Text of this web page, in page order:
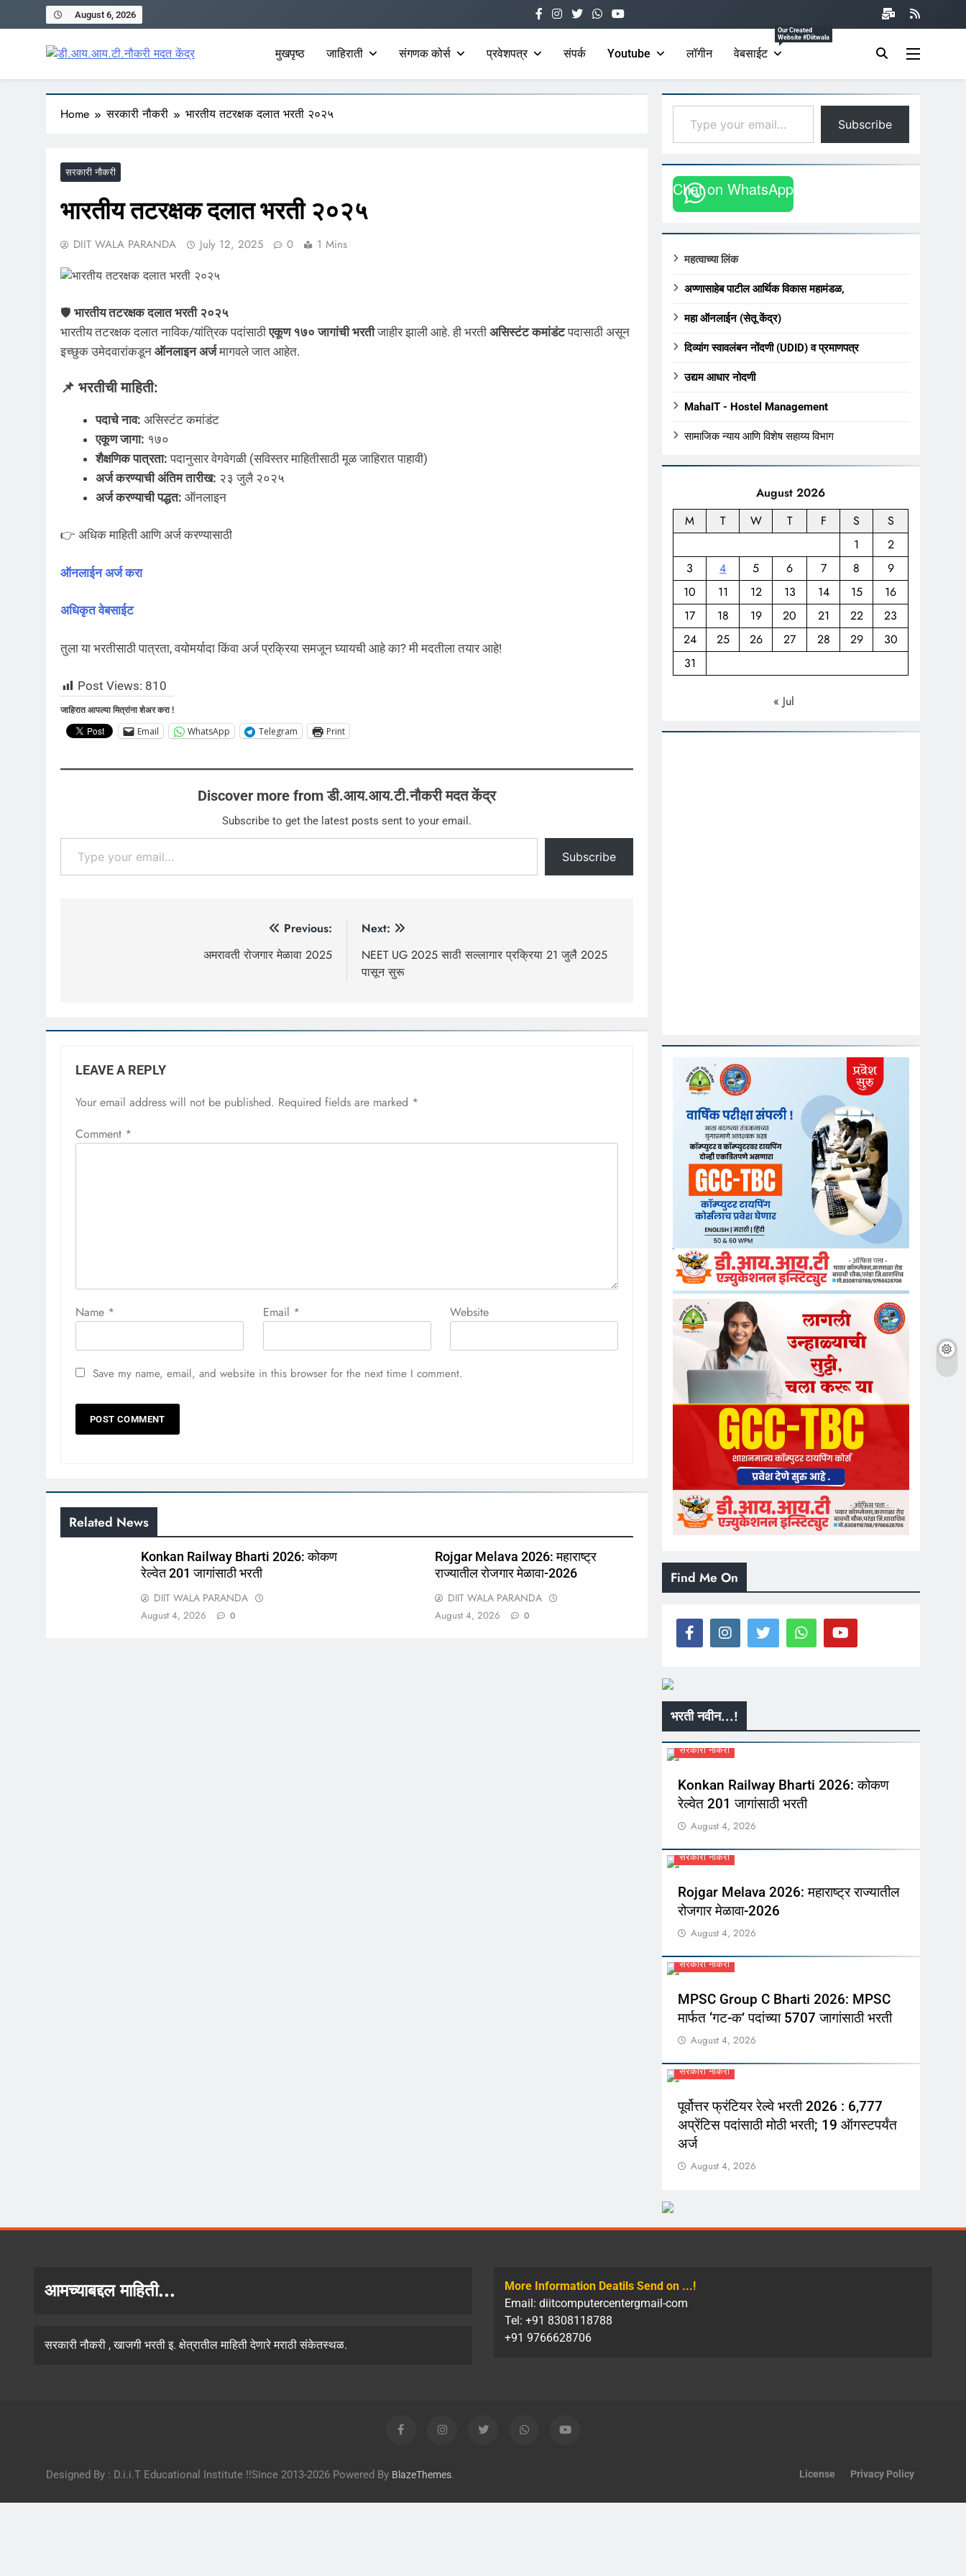
to
August 6, 2026
डी.आय.आय.टी.नौकरी मदत केंद्र
मुखपृष्ठ जाहिराती संगणक कोर्स प्रवेशपत्र संपर्क Youtube लॉगीन वेबसाईट
Our Created
Website #diitwala
Home सरकारी नौकरी भारतीय तटरक्षक दलात भरती २०२५
सरकारी नौकरी
भारतीय तटरक्षक दलात भरती २०२५
DIIT WALA PARANDA July 12, 2025 0 1 Mins
🛡️ भारतीय तटरक्षक दलात भरती २०२५
भारतीय तटरक्षक दलात नाविक/यांत्रिक पदांसाठीएकूण १७० जागांची भरतीजाहीर झाली आहे. ही भरती असिस्टंट कमांडंटपदासाठी असून
इच्छुक उमेदवारांकडून ऑनलाइन अर्जमागवले जात आहेत.
📌 भरतीची माहिती:
पदाचे नाव: असिस्टंट कमांडंट
एकूण जागा: १७०
शैक्षणिक पात्रता: पदानुसार वेगवेगळी (सविस्तर माहितीसाठी मूळ जाहिरात पाहावी)
अर्ज करण्याची अंतिम तारीख: २३ जुलै २०२५
अर्ज करण्याची पद्धत: ऑनलाइन
👉 अधिक माहिती आणि अर्ज करण्यासाठी
ऑनलाईन अर्ज करा
अधिकृत वेबसाईट
तुला या भरतीसाठी पात्रता, वयोमर्यादा किंवा अर्ज प्रक्रिया समजून घ्यायची आहे का? मी मदतीला तयार आहे!
Post Views: 810
जाहिरात आपल्या मित्रांना शेअर करा !
Email WhatsApp Telegram Print
Discover more from डी.आय.आय.टी.नौकरी मदत केंद्र
Subscribe to get the latest posts sent to your email.
Type your email…
Subscribe
Previous:
अमरावती रोजगार मेळावा 2025
Next:
NEET UG 2025 साठी सल्लागार प्रक्रिया 21 जुलै 2025
पासून सुरू
LEAVE A REPLY
Your email address will not be published. Required fields are marked *
Comment *
Name * Email * Website
Save my name, email, and website in this browser for the next time I comment.
Related News
Konkan Railway Bharti 2026: कोकण
रेल्वेत 201 जागांसाठी भरती
DIIT WALA PARANDA
August 4, 2026 0
Rojgar Melava 2026: महाराष्ट्र
राज्यातील रोजगार मेळावा-2026
DIIT WALA PARANDA
August 4, 2026 0
Type your email…
Subscribe
Chat on WhatsApp
महत्वाच्या लिंक
अण्णासाहेब पाटील आर्थिक विकास महामंडळ,
महा ऑनलाईन (सेतू केंद्र)
दिव्यांग स्वावलंबन नोंदणी (UDID) व प्रमाणपत्र
उद्यम आधार नोदणी
MahaIT - Hostel Management
सामाजिक न्याय आणि विशेष सहाय्य विभाग
August 2026
M
T W T F S
S
1
2
3
4 5 6 7 8
9
10
11 12 13 14 15
16
17
18 19 20 21 22
23
24
25 26 27 28 29
30
31
« Jul
Find Me On
भरती नवीन...!
सरकारी नौकरी
Konkan Railway Bharti 2026: कोकण
रेल्वेत 201 जागांसाठी भरती
August 4, 2026
सरकारी नौकरी
Rojgar Melava 2026: महाराष्ट्र राज्यातील
रोजगार मेळावा-2026
August 4, 2026
सरकारी नौकरी
MPSC Group C Bharti 2026: MPSC
मार्फत ‘गट-क’ पदांच्या 5707 जागांसाठी भरती
August 4, 2026
सरकारी नौकरी
पूर्वोत्तर फ्रंटियर रेल्वे भरती 2026 : 6,777
अप्रेंटिस पदांसाठी मोठी भरती; 19 ऑगस्टपर्यंत
अर्ज
August 4, 2026
आमच्याबद्दल माहिती...
सरकारी नौकरी , खाजगी भरती इ. क्षेत्रातील माहिती देणारे मराठी संकेतस्थळ.
More Information Deatils Send on ...!
Email: diitcomputercentergmail-com
Tel: +91 8308118788
+91 9766628706
Designed By : D.i.i.T Educational Institute !!Since 2013-2026 Powered By BlazeThemes. License Privacy Policy